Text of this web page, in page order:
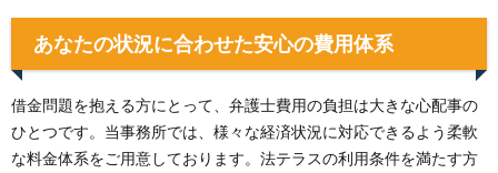
あなたの状況に合わせた安心の費用体系
借金問題を抱える方にとって、弁護士費用の負担は大きな心配事の
ひとつです。当事務所では、様々な経済状況に対応できるよう柔軟
な料金体系をご用意しております。法テラスの利用条件を満たす方